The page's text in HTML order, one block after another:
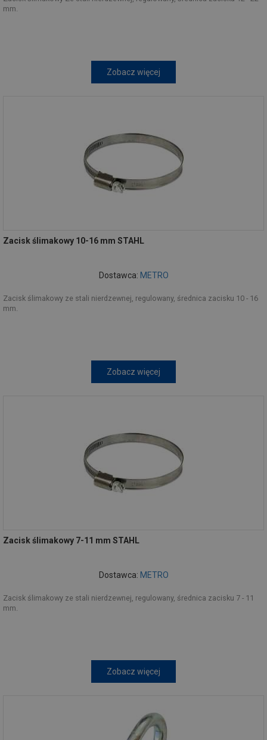
mm.
Zobacz więcej
Zacisk ślimakowy 10-16 mm STAHL
Dostawca: METRO
Zacisk ślimakowy ze stali nierdzewnej, regulowany, średnica zacisku 10 - 16
mm.
Zobacz więcej
Zacisk ślimakowy 7-11 mm STAHL
Dostawca: METRO
Zacisk ślimakowy ze stali nierdzewnej, regulowany, średnica zacisku 7 - 11
mm.
Zobacz więcej